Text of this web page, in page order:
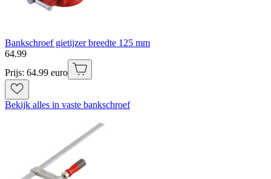
Bankschroef gietijzer breedte 125 mm
64.99
Prijs: 64.99 euro
Bekijk alles in vaste bankschroef